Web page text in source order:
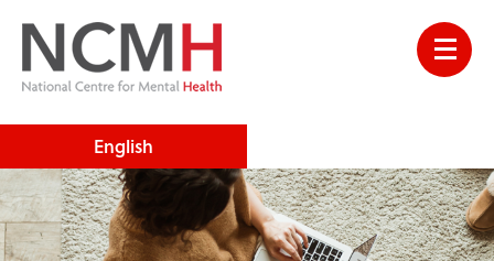
English